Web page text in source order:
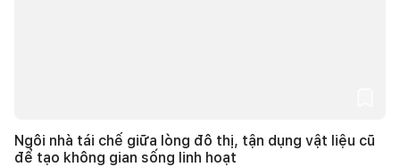
Ngôi nhà tái chế giữa lòng đô thị, tận dụng vật liệu cũ
để tạo không gian sống linh hoạt